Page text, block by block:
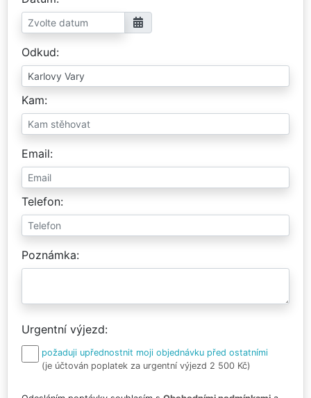
Odkud
Kam
Email
Telefon
Poznámka
Urgentní výjezd
požaduji upřednostnit moji objednávku před ostatními
(je účtován poplatek za urgentní výjezd 2 500 Kč)